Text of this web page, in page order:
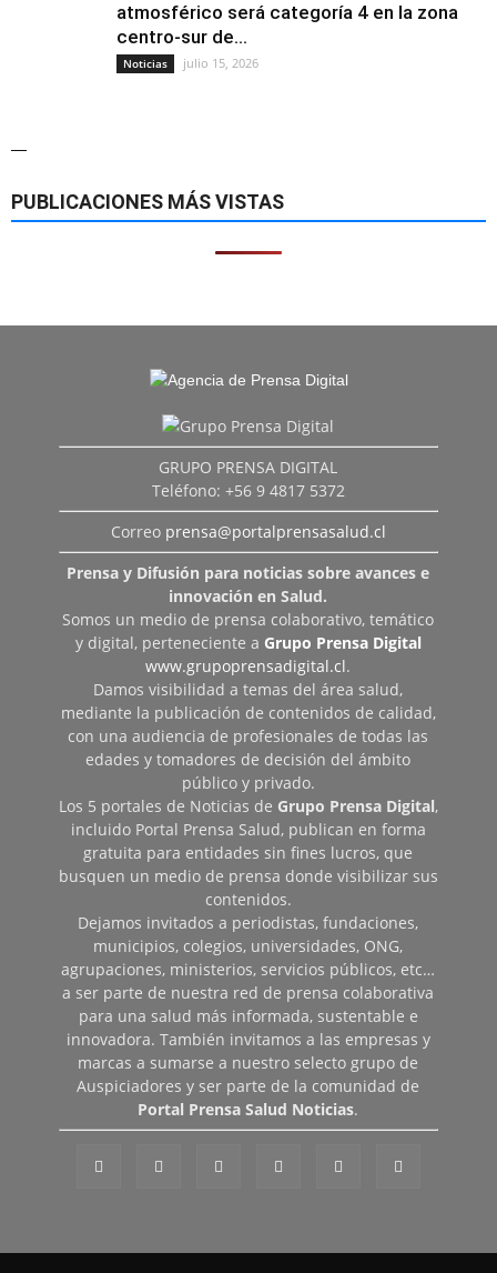
atmosférico será categoría 4 en la zona
centro-sur de...
Noticias julio 15, 2026
—
PUBLICACIONES MÁS VISTAS
GRUPO PRENSA DIGITAL
Teléfono: +56 9 4817 5372
Correo prensa@portalprensasalud.cl
Prensa y Difusión para noticias sobre avances e
innovación en Salud.
Somos un medio de prensa colaborativo, temático
y digital, perteneciente a Grupo Prensa Digital
www.grupoprensadigital.cl.
Damos visibilidad a temas del área salud,
mediante la publicación de contenidos de calidad,
con una audiencia de profesionales de todas las
edades y tomadores de decisión del ámbito
público y privado.
Los 5 portales de Noticias de Grupo Prensa Digital,
incluido Portal Prensa Salud, publican en forma
gratuita para entidades sin fines lucros, que
busquen un medio de prensa donde visibilizar sus
contenidos.
Dejamos invitados a periodistas, fundaciones,
municipios, colegios, universidades, ONG,
agrupaciones, ministerios, servicios públicos, etc…
a ser parte de nuestra red de prensa colaborativa
para una salud más informada, sustentable e
innovadora. También invitamos a las empresas y
marcas a sumarse a nuestro selecto grupo de
Auspiciadores y ser parte de la comunidad de
Portal Prensa Salud Noticias.